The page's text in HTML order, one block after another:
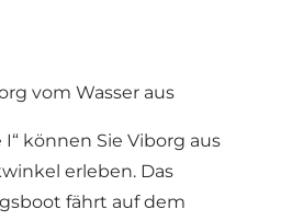
vom Wasser aus
können Sie Viborg aus
erleben. Das
fährt auf dem